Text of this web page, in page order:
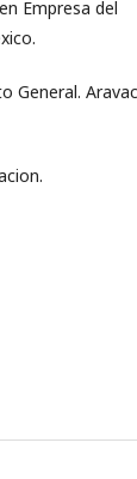
Empresa del
General.